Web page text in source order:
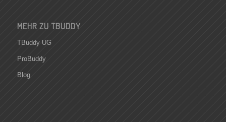
MEHR ZU TBUDDY
TBuddy UG
ProBuddy
Blog